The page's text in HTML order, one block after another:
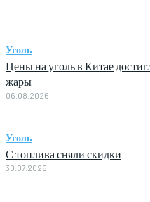
Уголь
Цены на уголь в Китае
жары
06.08.2026
Уголь
С топлива сняли скидки
30.07.2026